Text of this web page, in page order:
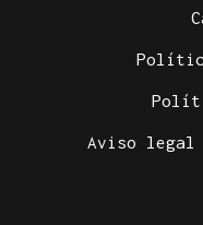
Aviso legal